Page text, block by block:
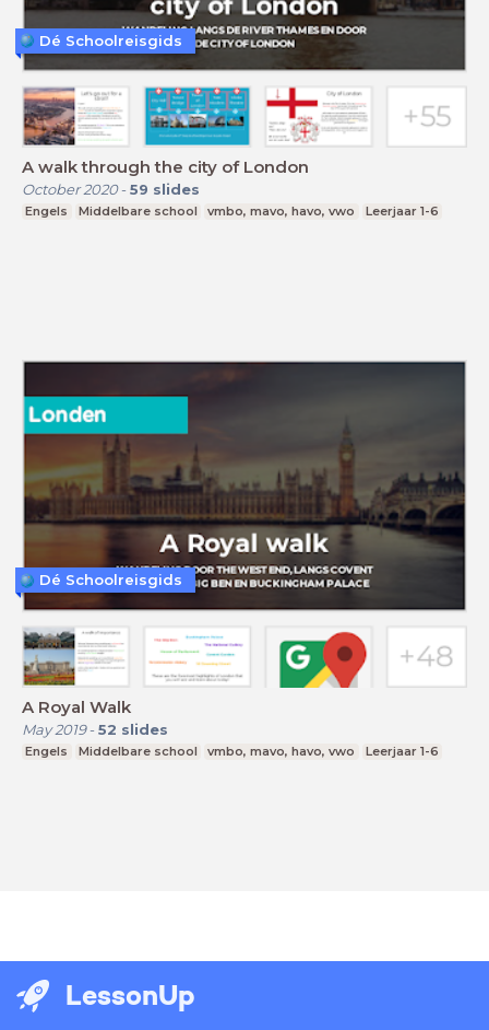
A walk through the city of London
October 2020- 59 slides
Engels Middelbare school vmbo, mavo, havo, vwo Leerjaar 1-6
Dé Schoolreisgids
A Royal Walk
May 2019- 52 slides
Engels Middelbare school vmbo, mavo, havo, vwo Leerjaar 1-6
Dé Schoolreisgids
LessonUp